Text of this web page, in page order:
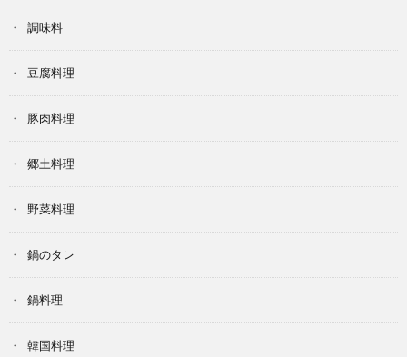
調味料
豆腐料理
豚肉料理
郷土料理
野菜料理
鍋のタレ
鍋料理
韓国料理